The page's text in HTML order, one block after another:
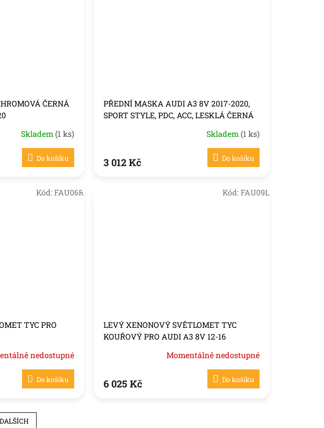
ČERNÁ
Skladem (1 ks)
Do košíku
PŘEDNÍ MASKA AUDI A3 8V 2017-2020,
SPORT STYLE, PDC, ACC, LESKLÁ ČERNÁ
Skladem (1 ks)
3 012 Kč Do košíku
TYC PRO
nedostupné
Do košíku
Kód:FAU06R
LEVÝ XENONOVÝ SVĚTLOMET TYC
KOUŘOVÝ PRO AUDI A3 8V 12-16
Momentálně nedostupné
6 025 Kč Do košíku
Kód:FAU09L